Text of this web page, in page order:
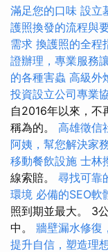
滿足您的口味 設立
護照換發的流程與
需求 換護照的全程
證辦理，專業服務
的各種害蟲 高級外
投資設立公司專業
自2016年以來，不
稱為的。 高雄徵信
阿姨，幫您解決家
移動餐飲設施 士林
線索賠。 尋找可靠
環境 必備的SEO軟
照到期並最大。 3
中。 牆壁漏水修復
提升自信，塑造理